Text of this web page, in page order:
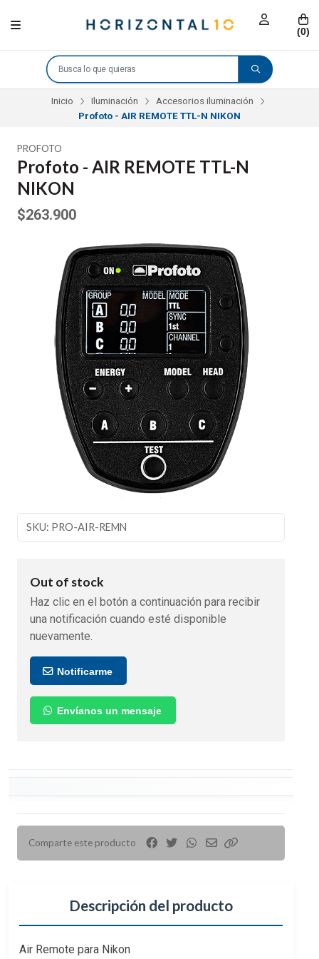
(0)
Inicio Iluminación
Accesorios iluminación
Profoto - AIR REMOTE TTL-N NIKON
PROFOTO
Profoto - AIR REMOTE TTL-N
NIKON
$263.900
SKU: PRO-AIR-REMN
Out of stock
Haz clic en el botón a continuación para recibir
una notificación cuando esté disponible
nuevamente.
Notificarme
Envíanos un mensaje
Comparte este producto
Descripción del producto
Air Remote para Nikon